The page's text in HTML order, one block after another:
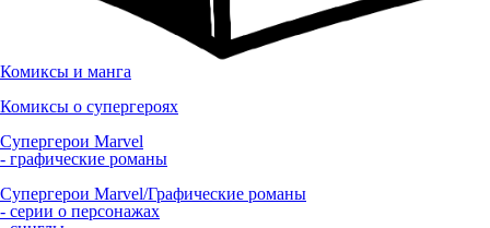
Комиксы и манга
Комиксы о супергероях
Супергерои Marvel
- графические романы
Супергерои Marvel/Графические романы
- серии о персонажах